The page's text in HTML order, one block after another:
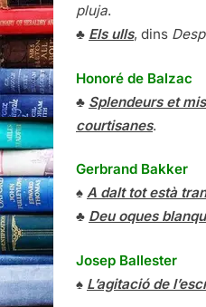
pluja.
♣ Els ulls, dins
Honoré de Balzac
♣ Splendeurs et
courtisanes.
Gerbrand Bakker
♠ A dalt tot està
♣ Deu oques
Josep Ballester
♠ L’agitació de